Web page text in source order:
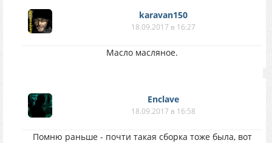
karavan150
18.09.2017 в 16:27
Масло масляное.
Enclave
18.09.2017 в 16:58
Помню раньше - почти такая сборка тоже была, вот